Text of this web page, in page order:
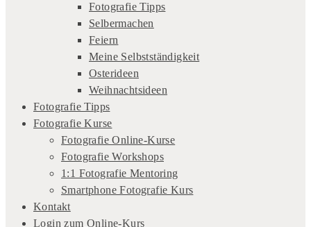
Fotografie Tipps
Selbermachen
Feiern
Meine Selbstständigkeit
Osterideen
Weihnachtsideen
Fotografie Tipps
Fotografie Kurse
Fotografie Online-Kurse
Fotografie Workshops
1:1 Fotografie Mentoring
Smartphone Fotografie Kurs
Kontakt
Login zum Online-Kurs